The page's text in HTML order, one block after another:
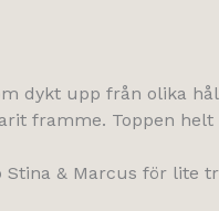
dykt upp från olika
framme. Toppen helt
& Marcus för lite